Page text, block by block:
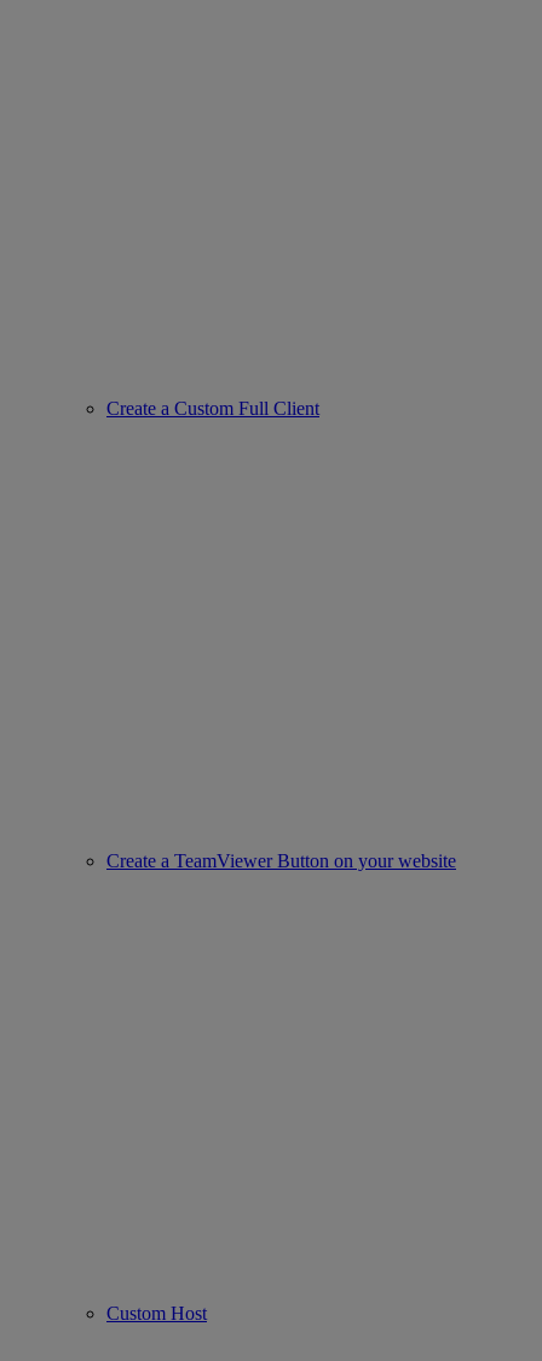
Create a Custom Full Client
Create a TeamViewer Button on your website
Custom Host